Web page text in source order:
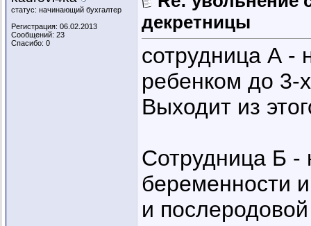
статус: начинающий бухгалтер
Регистрация: 06.02.2013
Сообщений: 23
Спасибо: 0
декретницы
сотрудница А -
ребенком до 3-
Выходит из
Сотрудница Б -
беременности
и